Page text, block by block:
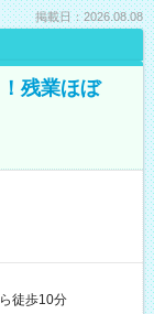
掲載日：2026.08.08
残業ほぼ
徒歩10分